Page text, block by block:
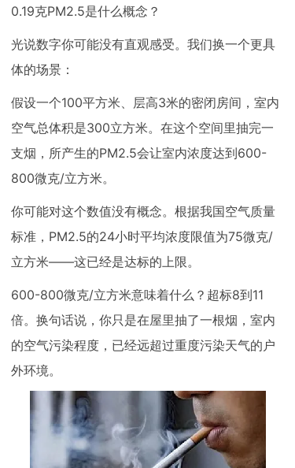
0.19克PM2.5是什么概念？
光说数字你可能没有直观感受。我们换一个更具
体的场景：
假设一个100平方米、层高3米的密闭房间，室内
空气总体积是300立方米。在这个空间里抽完一
支烟，所产生的PM2.5会让室内浓度达到600-
800微克/立方米。
你可能对这个数值没有概念。根据我国空气质量
标准，PM2.5的24小时平均浓度限值为75微克/
立方米——这已经是达标的上限。
600-800微克/立方米意味着什么？超标8到11
倍。换句话说，你只是在屋里抽了一根烟，室内
的空气污染程度，已经远超过重度污染天气的户
外环境。